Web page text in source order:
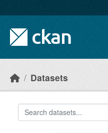
Datasets